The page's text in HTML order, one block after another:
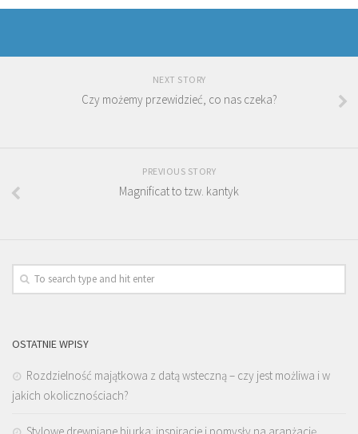
NEXT STORY
Czy możemy przewidzieć, co nas czeka?
PREVIOUS STORY
Magnificat to tzw. kantyk
OSTATNIE WPISY
Rozdzielność majątkowa z datą wsteczną – czy jest możliwa i w
jakich okolicznościach?